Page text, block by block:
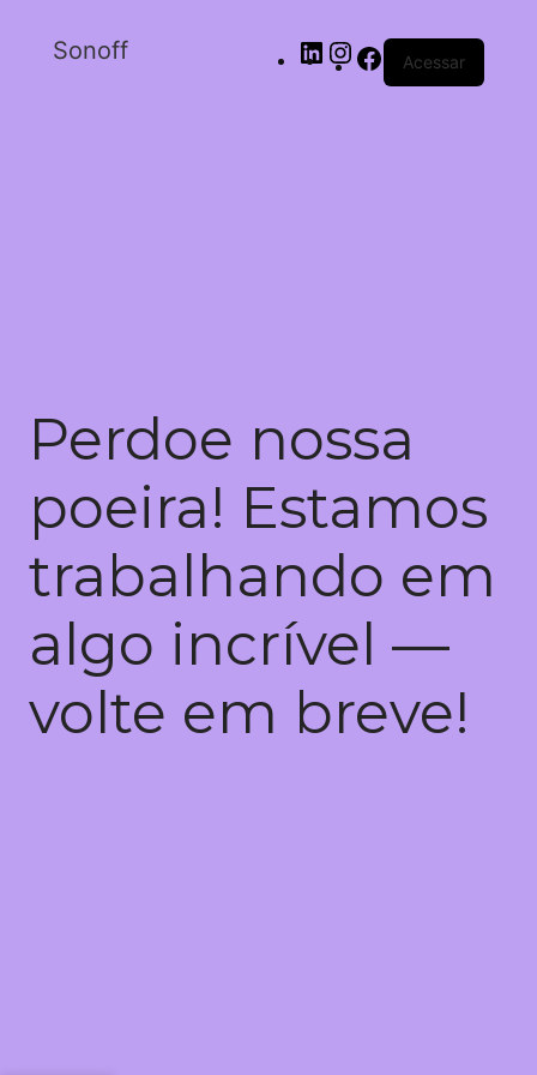
Sonoff Acessar
Perdoe nossa
poeira! Estamos
trabalhando em
algo incrível —
volte em breve!